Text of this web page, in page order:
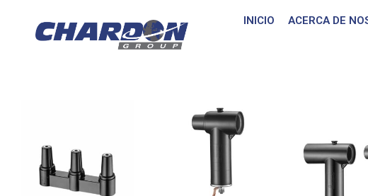
INICIO ACERCA DE
IEC Tipo C, hasta 42